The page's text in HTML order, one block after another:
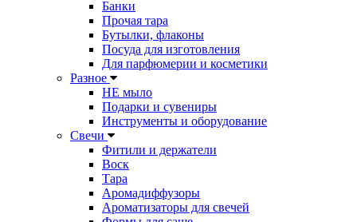
Банки
Прочая тара
Бутылки, флаконы
Посуда для изготовления
Для парфюмерии и косметики
Разное
НЕ мыло
Подарки и сувениры
Инструменты и оборудование
Свечи
Фитили и держатели
Воск
Тара
Аромадиффузоры
Ароматизаторы для свечей